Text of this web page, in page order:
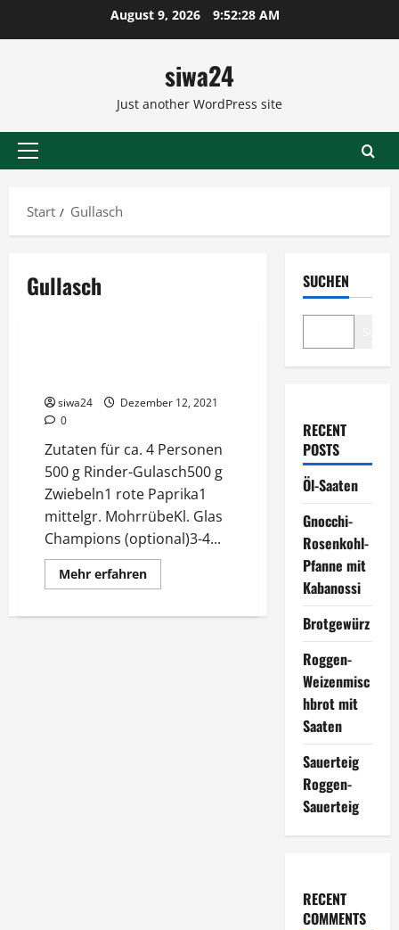
August 9, 2026 9:52:28 AM
siwa24
Just another WordPress site
Primäres
Start
Gullasch
Gullasch
siwa24
Dezember 12, 2021
0
Zutaten für ca. 4 Personen
500 g Rinder-Gulasch500 g
Zwiebeln1 rote Paprika1
mittelgr. MohrrübeKl. Glas
Champions (optional)3-4...
Mehr erfahrenMehr
Informationen
Gulasch
SUCHEN
RECENT
POSTS
Öl-Saaten
Gnocchi-
Rosenkohl-
Pfanne mit
Kabanossi
Brotgewürz
Roggen-
Weizenmisc
hbrot mit
Saaten
Sauerteig
Roggen-
Sauerteig
RECENT
COMMENTS